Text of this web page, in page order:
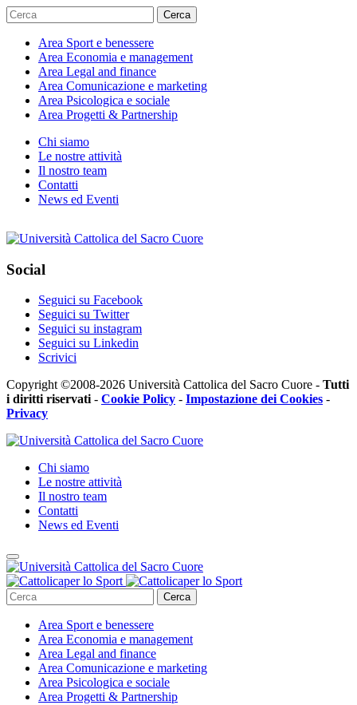
Cerca
Area Sport e benessere
Area Economia e management
Area Legal and finance
Area Comunicazione e marketing
Area Psicologica e sociale
Area Progetti & Partnership
Chi siamo
Le nostre attività
Il nostro team
Contatti
News ed Eventi
Social
Seguici su Facebook
Seguici su Twitter
Seguici su instagram
Seguici su Linkedin
Scrivici
Copyright ©2008-2026 Università Cattolica del Sacro Cuore - Tutti
i diritti riservati- Cookie Policy - Impostazione dei Cookies -
Privacy
Chi siamo
Le nostre attività
Il nostro team
Contatti
News ed Eventi
Cerca
Area Sport e benessere
Area Economia e management
Area Legal and finance
Area Comunicazione e marketing
Area Psicologica e sociale
Area Progetti & Partnership